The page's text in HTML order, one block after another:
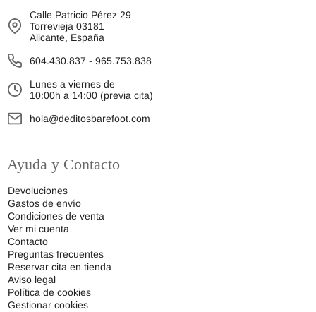
Calle Patricio Pérez 29
Torrevieja 03181
Alicante, España
604.430.837 - 965.753.838
Lunes a viernes de
10:00h a 14:00 (previa cita)
hola@deditosbarefoot.com
Ayuda y Contacto
Devoluciones
Gastos de envío
Condiciones de venta
Ver mi cuenta
Contacto
Preguntas frecuentes
Reservar cita en tienda
Aviso legal
Política de cookies
Gestionar cookies